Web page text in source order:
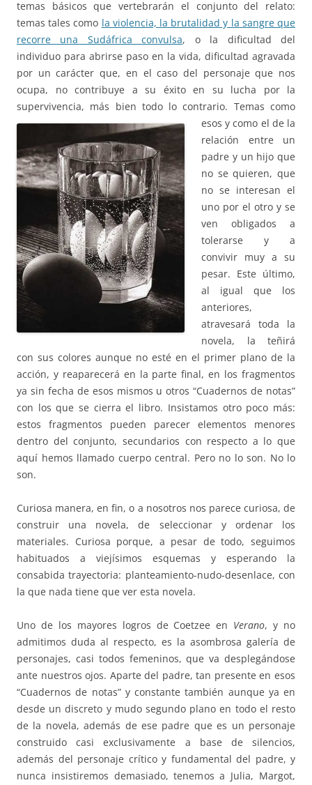
temas básicos que vertebrarán el conjunto del relato:
temas tales como la violencia, la brutalidad y la sangre que
recorre una Sudáfrica convulsa, o la dificultad del
individuo para abrirse paso en la vida, dificultad agravada
por un carácter que, en el caso del personaje que nos
ocupa, no contribuye a su éxito en su lucha por la
supervivencia, más bien todo lo contrario. Temas como
esos y como el de la
relación entre un
padre y un hijo que
no se quieren, que
no se interesan el
uno por el otro y se
ven obligados a
tolerarse y a
convivir muy a su
pesar. Este último,
al igual que los
anteriores,
atravesará toda la
novela, la teñirá
con sus colores aunque no esté en el primer plano de la
acción, y reaparecerá en la parte final, en los fragmentos
ya sin fecha de esos mismos u otros “Cuadernos de notas”
con los que se cierra el libro. Insistamos otro poco más:
estos fragmentos pueden parecer elementos menores
dentro del conjunto, secundarios con respecto a lo que
aquí hemos llamado cuerpo central. Pero no lo son. No lo
son.
Curiosa manera, en fin, o a nosotros nos parece curiosa, de
construir una novela, de seleccionar y ordenar los
materiales. Curiosa porque, a pesar de todo, seguimos
habituados a viejísimos esquemas y esperando la
consabida trayectoria: planteamiento-nudo-desenlace, con
la que nada tiene que ver esta novela.
Uno de los mayores logros de Coetzee en Verano, y no
admitimos duda al respecto, es la asombrosa galería de
personajes, casi todos femeninos, que va desplegándose
ante nuestros ojos. Aparte del padre, tan presente en esos
“Cuadernos de notas” y constante también aunque ya en
desde un discreto y mudo segundo plano en todo el resto
de la novela, además de ese padre que es un personaje
construido casi exclusivamente a base de silencios,
además del personaje crítico y fundamental del padre, y
nunca insistiremos demasiado, tenemos a Julia, Margot,